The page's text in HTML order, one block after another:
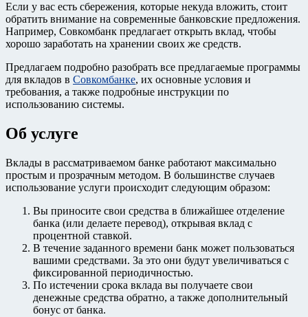
Если у вас есть сбережения, которые некуда вложить, стоит
обратить внимание на современные банковские предложения.
Например, Совкомбанк предлагает открыть вклад, чтобы
хорошо заработать на хранении своих же средств.
Предлагаем подробно разобрать все предлагаемые программы
для вкладов в Совкомбанке, их основные условия и
требования, а также подробные инструкции по
использованию системы.
Об услуге
Вклады в рассматриваемом банке работают максимально
простым и прозрачным методом. В большинстве случаев
использование услуги происходит следующим образом:
Вы приносите свои средства в ближайшее отделение
банка (или делаете перевод), открывая вклад с
процентной ставкой.
В течение заданного времени банк может пользоваться
вашими средствами. За это они будут увеличиваться с
фиксированной периодичностью.
По истечении срока вклада вы получаете свои
денежные средства обратно, а также дополнительный
бонус от банка.